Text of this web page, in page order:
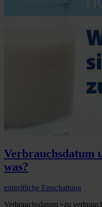
Verbrauchsdatum
was?
entgeltliche Einschaltung
Verbrauchsdatum »zu